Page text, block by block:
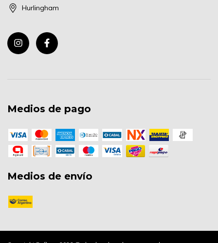
Hurlingham
Medios de pago
Medios de envío